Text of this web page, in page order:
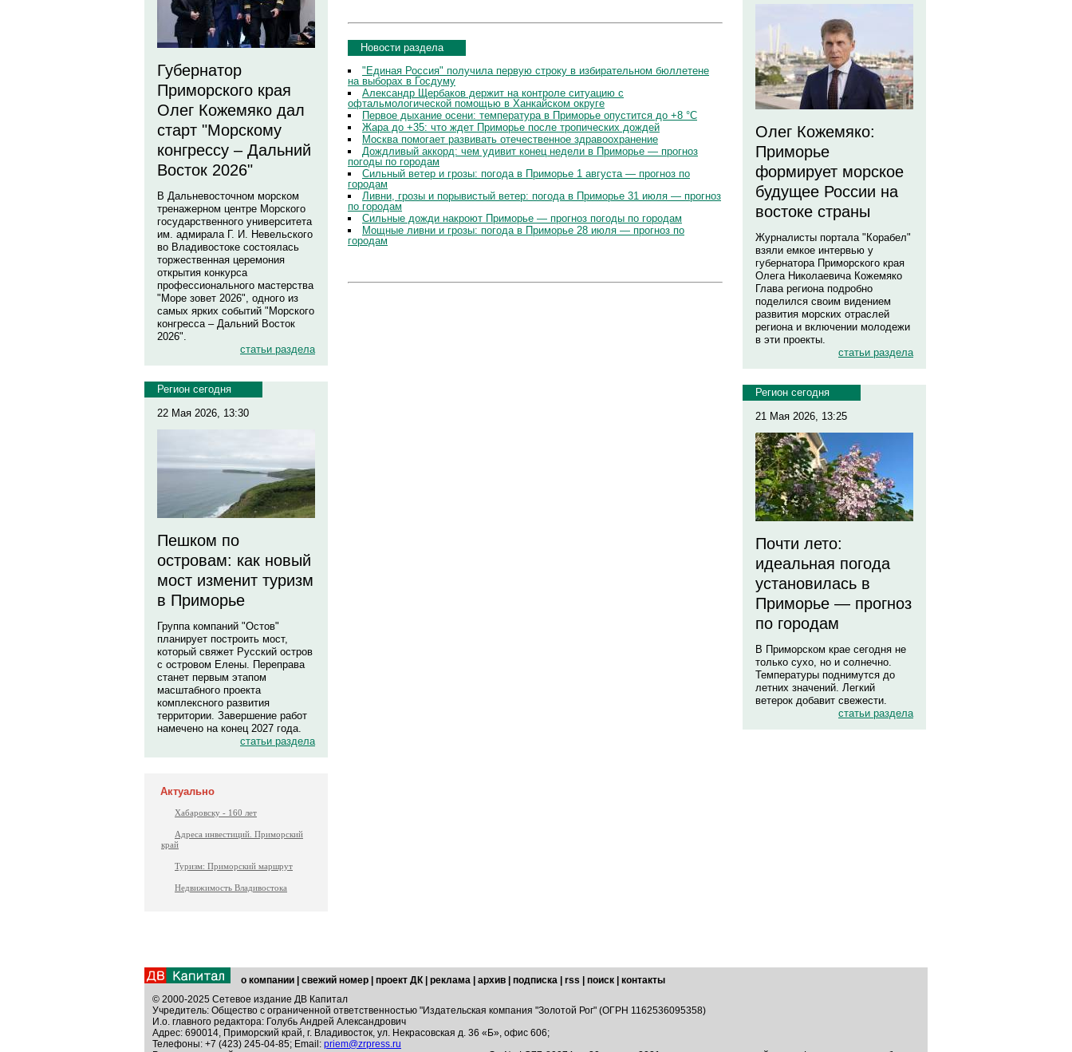
Губернатор
Приморского края
Олег Кожемяко дал
старт "Морскому
конгрессу – Дальний
Восток 2026"
В Дальневосточном морском
тренажерном центре Морского
государственного университета
им. адмирала Г. И. Невельского
во Владивостоке состоялась
торжественная церемония
открытия конкурса
профессионального мастерства
"Море зовет 2026", одного из
самых ярких событий "Морского
конгресса – Дальний Восток
2026".
статьи раздела
Регион сегодня
22 Мая 2026, 13:30
Пешком по
островам: как новый
мост изменит туризм
в Приморье
Группа компаний "Остов"
планирует построить мост,
который свяжет Русский остров
с островом Елены. Переправа
станет первым этапом
масштабного проекта
комплексного развития
территории. Завершение работ
намечено на конец 2027 года.
статьи раздела
Актуально
Хабаровску - 160 лет
Адреса инвестиций. Приморский
край
Туризм: Приморский маршрут
Недвижимость Владивостока
Новости раздела
"Единая Россия" получила первую строку в избирательном бюллетене
на выборах в Госдуму
Александр Щербаков держит на контроле ситуацию с
офтальмологической помощью в Ханкайском округе
Первое дыхание осени: температура в Приморье опустится до +8 °C
Жара до +35: что ждет Приморье после тропических дождей
Москва помогает развивать отечественное здравоохранение
Дождливый аккорд: чем удивит конец недели в Приморье — прогноз
погоды по городам
Сильный ветер и грозы: погода в Приморье 1 августа — прогноз по
городам
Ливни, грозы и порывистый ветер: погода в Приморье 31 июля — прогноз
по городам
Сильные дожди накроют Приморье — прогноз погоды по городам
Мощные ливни и грозы: погода в Приморье 28 июля — прогноз по
городам
Олег Кожемяко:
Приморье
формирует морское
будущее России на
востоке страны
Журналисты портала "Корабел"
взяли емкое интервью у
губернатора Приморского края
Олега Николаевича Кожемяко
Глава региона подробно
поделился своим видением
развития морских отраслей
региона и включении молодежи
в эти проекты.
статьи раздела
Регион сегодня
21 Мая 2026, 13:25
Почти лето:
идеальная погода
установилась в
Приморье — прогноз
по городам
В Приморском крае сегодня не
только сухо, но и солнечно.
Температуры поднимутся до
летних значений. Легкий
ветерок добавит свежести.
статьи раздела
о компании свежий номер проект ДК реклама архив подписка rss поиск
контакты
© 2000-2025 Сетевое издание ДВ Капитал
Учредитель: Общество с ограниченной ответственностью "Издательская компания "Золотой Рог" (ОГРН 1162536095358)
И.о. главного редактора: Голубь Андрей Александрович
Адрес: 690014, Приморский край, г. Владивосток, ул. Некрасовская д. 36 «Б», офис 606;
Телефоны: +7 (423) 245-04-85; Email: priem@zrpress.ru